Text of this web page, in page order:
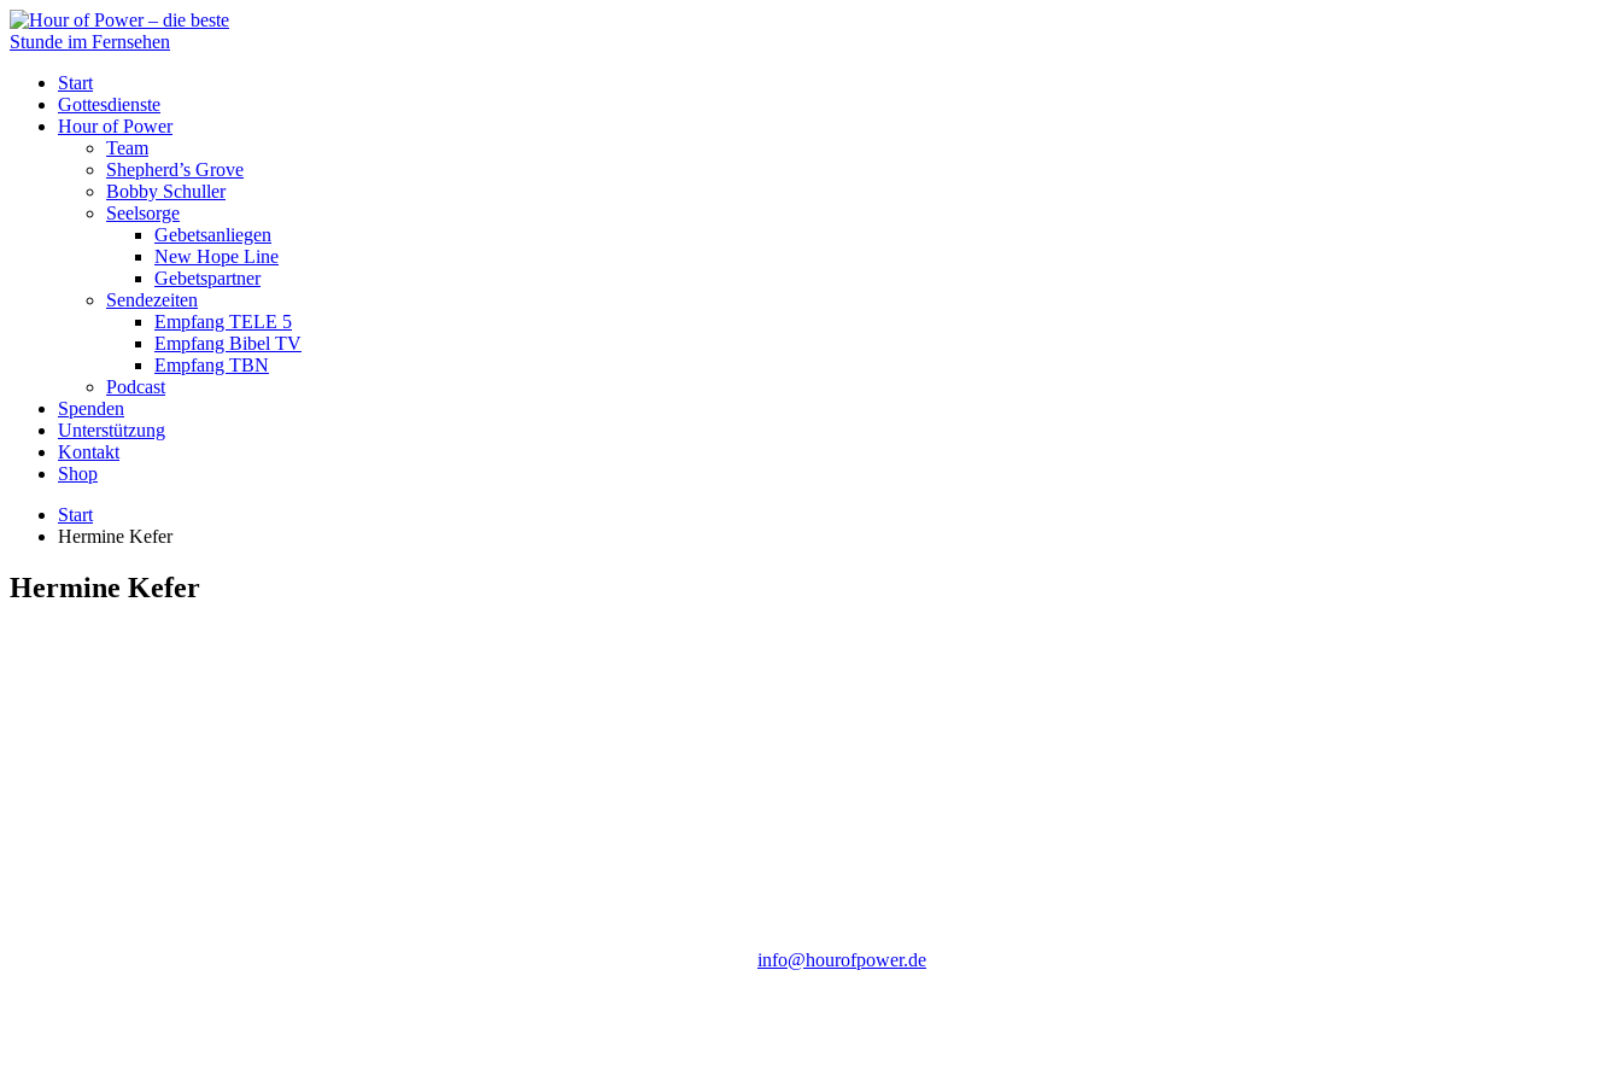
Start
Gottesdienste
Hour of Power
Team
Shepherd’s Grove
Bobby Schuller
Seelsorge
Gebetsanliegen
New Hope Line
Gebetspartner
Sendezeiten
Empfang TELE 5
Empfang Bibel TV
Empfang TBN
Podcast
Spenden
Unterstützung
Kontakt
Shop
Start
Hermine Kefer
Hermine Kefer
info@hourofpower.de